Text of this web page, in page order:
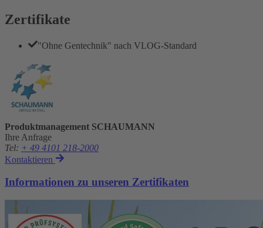
Zertifikate
"Ohne Gentechnik" nach VLOG-Standard
Produktmanagement SCHAUMANN
Ihre Anfrage
Tel: + 49 4101 218-2000
Kontaktieren
Informationen zu unseren Zertifikaten